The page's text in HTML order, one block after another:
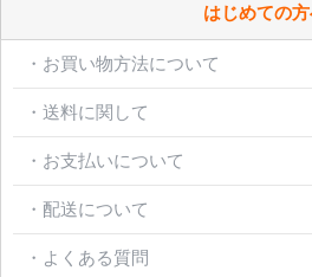
はじめての
・お買い物方法について
・送料に関して
・お支払いについて
・配送について
・よくある質問